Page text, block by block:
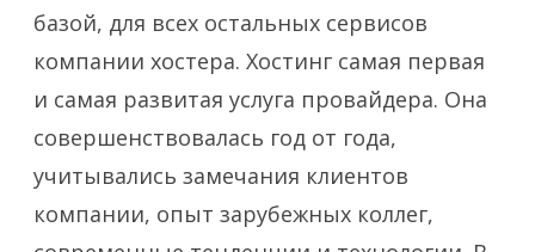
базой, для всех остальных сервисов
компании хостера. Хостинг самая первая
и самая развитая услуга провайдера. Она
совершенствовалась год от года,
учитывались замечания клиентов
компании, опыт зарубежных коллег,